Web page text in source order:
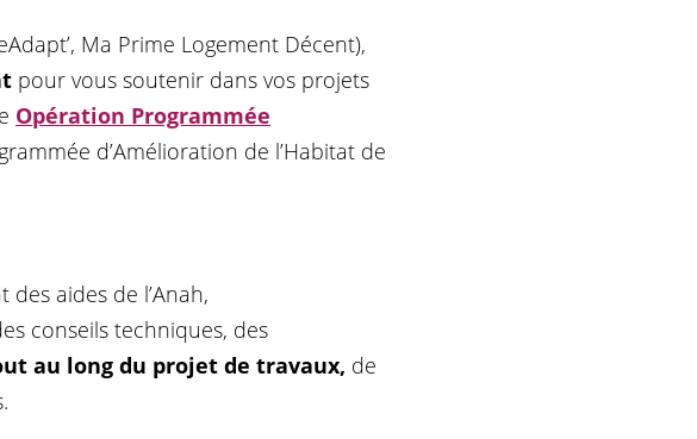
Ma Prime Logement Décent),
pour vous soutenir dans vos projets
Opération Programmée
d’Amélioration de l’Habitat de
aides de l’Anah,
conseils techniques, des
au long du projet de travaux, de